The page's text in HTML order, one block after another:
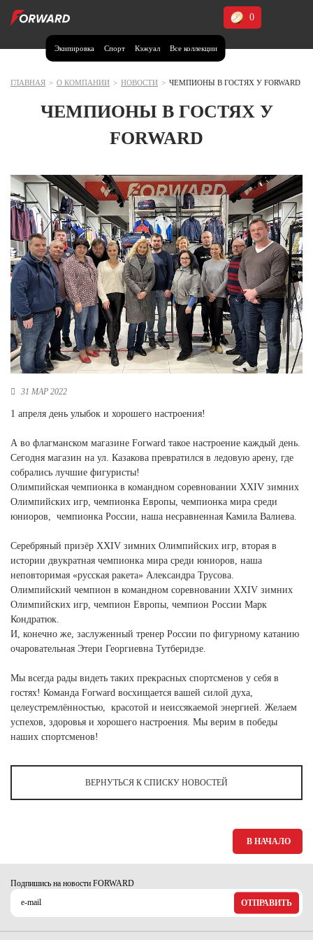
Экипировка Спорт Кэжуал Все коллекции
0
Москва и МО
Волгоградская область (1)
Воронежская область (1)
Калининградская область (1)
Кемеровская область (2)
Краснодарский край (5)
Красноярский край (5)
Курская область (1)
Москва и МО (14)
Нижегородская область (1)
Новосибирская область (3)
Омская область (5)
Республика Крым (1)
Ростовская область (2)
Самарская область (1)
Санкт-Петербург и ЛО (3)
Саратовская область (1)
Свердловская область (5)
Северная Осетия (2)
Смоленская область (1)
Томская область (1)
Тульская область (1)
Тюменская область (3)
Хакасия (1)
Ханты-Мансийский автономный округ (3)
Челябинская область (2)
Ямало-Ненецкий автономный округ (1)
Ярославская область (1)
ГЛАВНАЯ > О КОМПАНИИ > НОВОСТИ > ЧЕМПИОНЫ В ГОСТЯХ У FORWARD
ЧЕМПИОНЫ В ГОСТЯХ У
FORWARD
31 МАР 2022
1 апреля день улыбок и хорошего настроения!
А во флагманском магазине Forward такое настроение каждый день.
Сегодня магазин на ул. Казакова превратился в ледовую арену, где
собрались лучшие фигуристы!
Олимпийская чемпионка в командном соревновании XXIV зимних
Олимпийских игр, чемпионка Европы, чемпионка мира среди
юниоров, чемпионка России, наша несравненная Камила Валиева.
Серебряный призёр XXIV зимних Олимпийских игр, вторая в
истории двукратная чемпионка мира среди юниоров, наша
неповторимая «русская ракета» Александра Трусова.
Олимпийский чемпион в командном соревновании XXIV зимних
Олимпийских игр, чемпион Европы, чемпион России Марк
Кондратюк.
И, конечно же, заслуженный тренер России по фигурному катанию
очаровательная Этери Георгиевна Тутберидзе.
Мы всегда рады видеть таких прекрасных спортсменов у себя в
гостях! Команда Forward восхищается вашей силой духа,
целеустремлённостью, красотой и неиссякаемой энергией. Желаем
успехов, здоровья и хорошего настроения. Мы верим в победы
наших спортсменов!
ВЕРНУТЬСЯ К СПИСКУ НОВОСТЕЙ
В НАЧАЛО
Подпишись на новости FORWARD
ОТПРАВИТЬ